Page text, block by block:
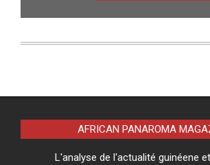
AFRICAN PANAROMA
L'analyse de l'actualité guinéene